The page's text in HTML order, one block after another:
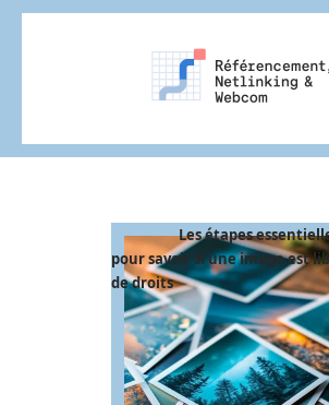
Les étapes
pour savoir si une image est
de droits